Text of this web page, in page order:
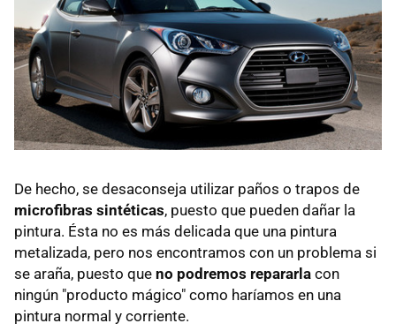
De hecho, se desaconseja utilizar paños o trapos de
microfibras sintéticas, puesto que pueden dañar la
pintura. Ésta no es más delicada que una pintura
metalizada, pero nos encontramos con un problema si
se araña, puesto que no podremos repararla con
ningún "producto mágico" como haríamos en una
pintura normal y corriente.